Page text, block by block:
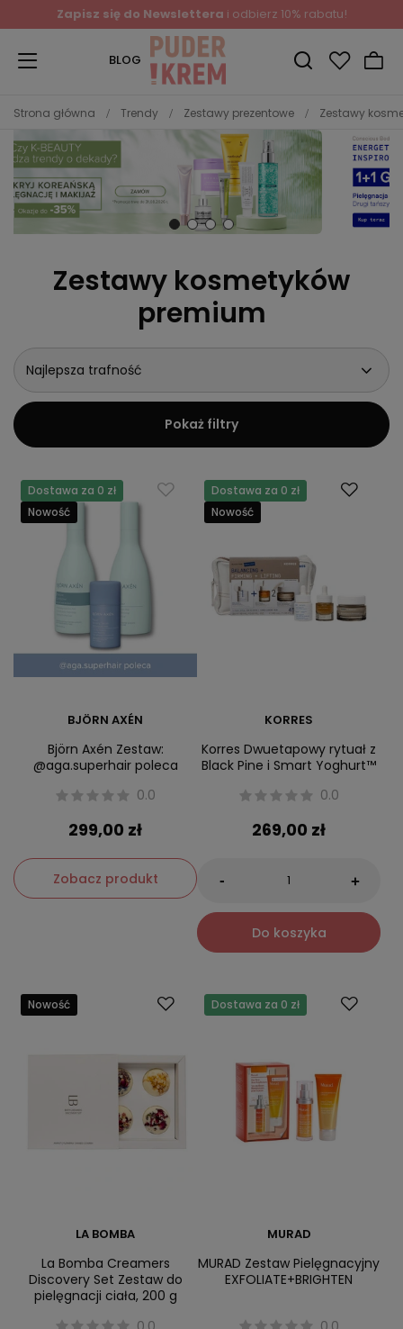
Zapisz się do Newslettera i odbierz 10% rabatu!
BLOG
Strona główna Trendy Zestawy prezentowe Zestawy
Zestawy kosmetyków
premium
Najlepsza trafność
Pokaż filtry
Dostawa za 0 zł
Nowość
BJÖRN AXÉN
Björn Axén Zestaw:
@aga.superhair poleca
0.0
299,00 zł
Zobacz produkt
Dostawa za 0 zł
Nowość
KORRES
Korres Dwuetapowy rytuał z
Black Pine i Smart Yoghurt™
0.0
269,00 zł
- +
Do koszyka
Nowość
LA BOMBA
La Bomba Creamers
Discovery Set Zestaw do
pielęgnacji ciała, 200 g
Dostawa za 0 zł
MURAD
MURAD Zestaw Pielęgnacyjny
EXFOLIATE+BRIGHTEN